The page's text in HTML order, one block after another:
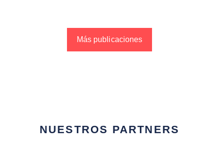
Más publicaciones
NUESTROS PARTNERS